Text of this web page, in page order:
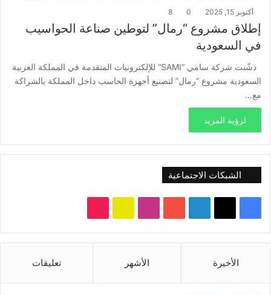
أكتوبر 15, 2025 0
8
إطلاق مشروع “رمال” لتوطين صناعة الحواسيب
في السعودية
دشّنت شركة سامي “SAMI” للإلكترونيات المتقدمة في المملكة العربية
السعودية مشروع “رمال” لتصنيع أجهزة الحاسب داخل المملكة بالشراكة
مع…
لرؤية المزيد
الشبكات الاجتماعية
تشات
الأخيرة الأشهر تعليقات